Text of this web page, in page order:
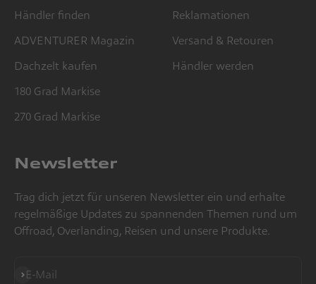
Händler finden
ADVENTURER Magazin
Dachzelt kaufen
180 Grad Markise
270 Grad Markise
Reklamationen
Versand & Retouren
Händler werden
Newsletter
Trag dich jetzt für unseren Newsletter ein und erhalte
regelmäßige Updates zu spannenden Themen rund um
Offroad, Overlanding, Reisen und unsere Produkte.
E-Mail
Abonnieren